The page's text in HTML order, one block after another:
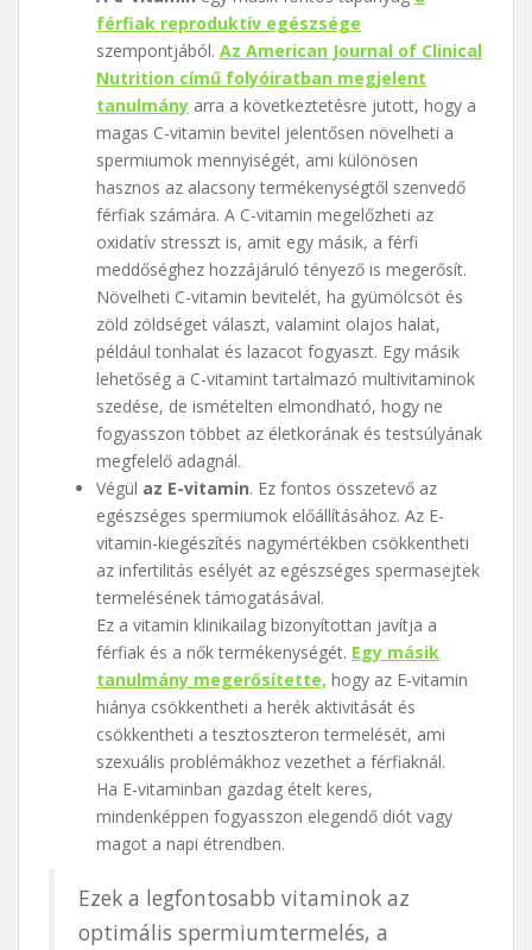
férfiak reproduktív egészsége
szempontjából. Az American Journal of Clinical
Nutrition című folyóiratban megjelent
tanulmány arra a következtetésre jutott, hogy a
magas C-vitamin bevitel jelentősen növelheti a
spermiumok mennyiségét, ami különösen
hasznos az alacsony termékenységtől szenvedő
férfiak számára. A C-vitamin megelőzheti az
oxidatív stresszt is, amit egy másik, a férfi
meddőséghez hozzájáruló tényező is megerősít.
Növelheti C-vitamin bevitelét, ha gyümölcsöt és
zöld zöldséget választ, valamint olajos halat,
például tonhalat és lazacot fogyaszt. Egy másik
lehetőség a C-vitamint tartalmazó multivitaminok
szedése, de ismételten elmondható, hogy ne
fogyasszon többet az életkorának és testsúlyának
megfelelő adagnál.
Végül az E-vitamin. Ez fontos összetevő az
egészséges spermiumok előállításához. Az E-
vitamin-kiegészítés nagymértékben csökkentheti
az infertilitás esélyét az egészséges spermasejtek
termelésének támogatásával.
Ez a vitamin klinikailag bizonyítottan javítja a
férfiak és a nők termékenységét. Egy másik
tanulmány megerősítette, hogy az E-vitamin
hiánya csökkentheti a herék aktivitását és
csökkentheti a tesztoszteron termelését, ami
szexuális problémákhoz vezethet a férfiaknál.
Ha E-vitaminban gazdag ételt keres,
mindenképpen fogyasszon elegendő diót vagy
magot a napi étrendben.
Ezek a legfontosabb vitaminok az
optimális spermiumtermelés, a